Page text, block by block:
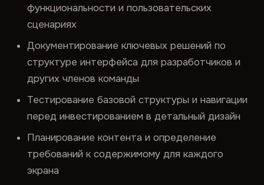
функциональности и пользовательских
сценариях
Документирование ключевых решений по
структуре интерфейса для разработчиков и
других членов команды
Тестирование базовой структуры и навигации
перед инвестированием в детальный дизайн
Планирование контента и определение
требований к содержимому для каждого
экрана